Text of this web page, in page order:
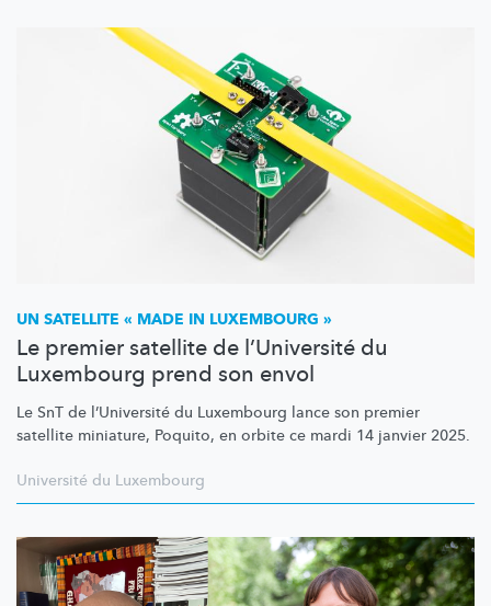
UN SATELLITE « MADE IN LUXEMBOURG »
Le premier satellite de l’Université du
Luxembourg prend son envol
Le SnT de l’Université du Luxembourg lance son premier
satellite miniature, Poquito, en orbite ce mardi 14 janvier 2025.
Université du Luxembourg